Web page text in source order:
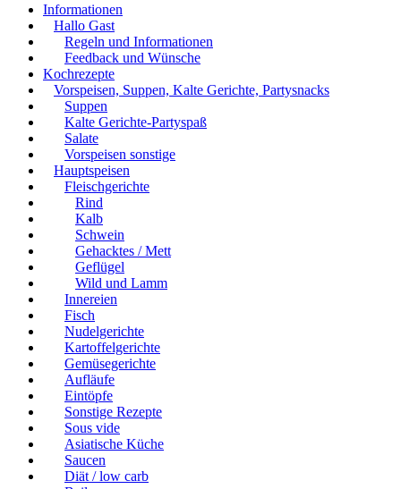
Informationen
Hallo Gast
Regeln und Informationen
Feedback und Wünsche
Kochrezepte
Vorspeisen, Suppen, Kalte Gerichte, Partysnacks
Suppen
Kalte Gerichte-Partyspaß
Salate
Vorspeisen sonstige
Hauptspeisen
Fleischgerichte
Rind
Kalb
Schwein
Gehacktes / Mett
Geflügel
Wild und Lamm
Innereien
Fisch
Nudelgerichte
Kartoffelgerichte
Gemüsegerichte
Aufläufe
Eintöpfe
Sonstige Rezepte
Sous vide
Asiatische Küche
Saucen
Diät / low carb